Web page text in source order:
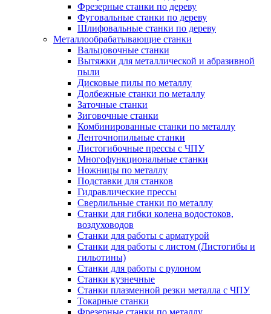
Фрезерные станки по дереву
Фуговальные станки по дереву
Шлифовальные станки по дереву
Металлообрабатывающие станки
Вальцовочные станки
Вытяжки для металлической и абразивной
пыли
Дисковые пилы по металлу
Долбежные станки по металлу
Заточные станки
Зиговочные станки
Комбинированные станки по металлу
Ленточнопильные станки
Листогибочные прессы с ЧПУ
Многофункциональные станки
Ножницы по металлу
Подставки для станков
Гидравлические прессы
Сверлильные станки по металлу
Станки для гибки колена водостоков,
воздуховодов
Станки для работы с арматурой
Станки для работы с листом (Листогибы и
гильотины)
Станки для работы с рулоном
Станки кузнечные
Станки плазменной резки металла с ЧПУ
Токарные станки
Фрезерные станки по металлу